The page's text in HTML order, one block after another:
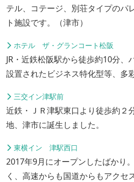
テル、コテージ、別荘タイプのパ
ト施設です。（津市）
ホテル ザ・グランコート松阪
JR・近鉄松阪駅から徒歩約10分、
設置されたビジネス特化型等、多
三交イン津駅前
近鉄・ＪＲ津駅東口より徒歩約２
地、津市に誕生しました。
東横イン 津駅西口
2017年9月にオープンしたばかり
く、高速からも国道からもアクセ